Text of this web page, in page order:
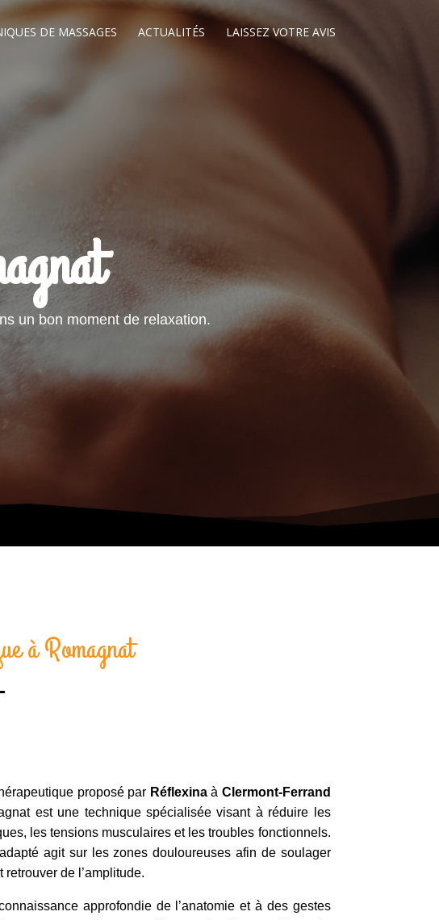
DE MASSAGES ACTUALITÉS LAISSEZ VOTRE AVIS
un bon moment de relaxation.
à Romagnat
proposé par Réflexinaà Clermont-Ferrand
est une technique spécialisée visant à réduire les
les tensions musculaires et les troubles fonctionnels.
agit sur les zones douloureuses afin de soulager
retrouver de l’amplitude.
approfondie de l’anatomie et à des gestes